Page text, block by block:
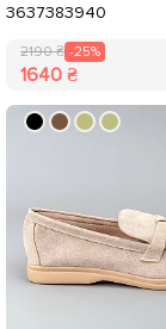
3637383940
2190 ₴ -25%
1640 ₴